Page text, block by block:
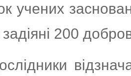
учених
200